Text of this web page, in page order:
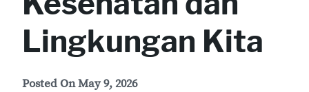
Lingkungan Kita
Posted OnMay 9, 2026